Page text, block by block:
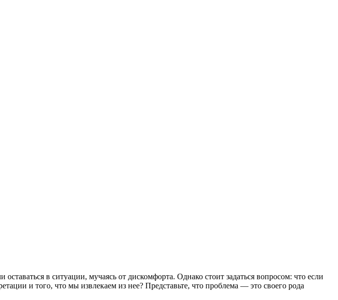
в ситуации, мучаясь от дискомфорта. Однако стоит задаться вопросом: что если
и того, что мы извлекаем из нее? Представьте, что проблема — это своего рода